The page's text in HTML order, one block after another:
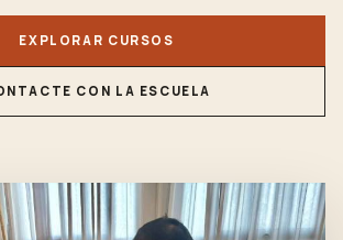
EXPLORAR CURSOS
CON LA ESCUELA